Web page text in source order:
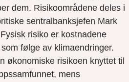
dem. Risikoområdene deles i
sentralbanksjefen Mark
risiko er kostnadene
følge av klimaendringer.
økonomiske risikoen knyttet til
mens